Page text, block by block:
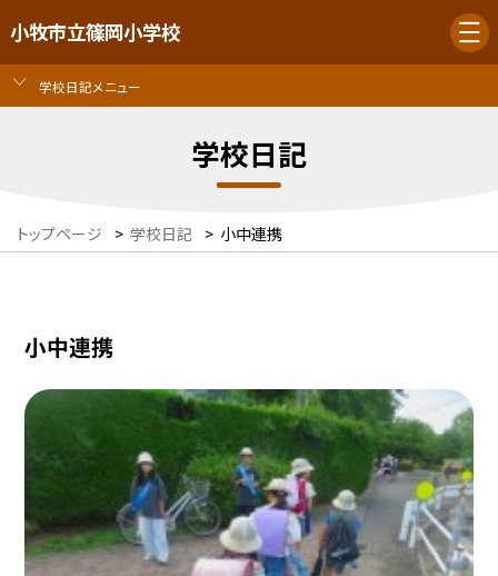
小牧市立篠岡小学校
学校日記メニュー
学校日記
トップページ > 学校日記 > 小中連携
小中連携